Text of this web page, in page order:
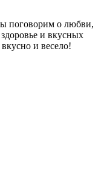
поговорим о любви,
и вкусных
и весело!